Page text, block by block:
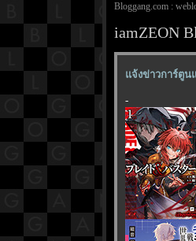
Bloggang.com :
iamZEON
จ้งข่าวการ์ตูนแ
-